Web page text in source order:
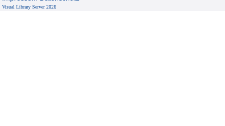
Visual Library Server 2026